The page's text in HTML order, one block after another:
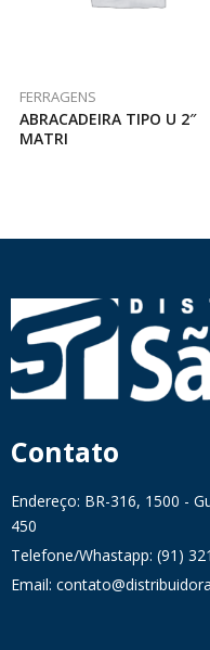
FERRAGENS
ABRACADEIRA TIPO U 2″
MATRI
Contato
Endereço: BR-316, 1500 -
450
Telefone/Whastapp: (91)
Email: